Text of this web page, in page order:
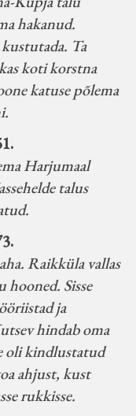
hakanud.
Ta
koti korstna
katuse põlema
Harjumaal
talus
Raikküla vallas
hooned. Sisse
ja
hindab oma
oli kindlustatud
ahjust, kust
rukkisse.